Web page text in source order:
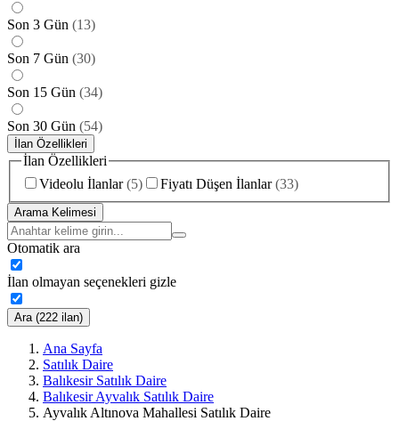
Son 3 Gün (13)
Son 7 Gün (30)
Son 15 Gün (34)
Son 30 Gün (54)
İlan Özellikleri
İlan Özellikleri
Videolu İlanlar (5) Fiyatı Düşen İlanlar (33)
Arama Kelimesi
Otomatik ara
İlan olmayan seçenekleri gizle
Ara (222 ilan)
Ana Sayfa
Satılık Daire
Balıkesir Satılık Daire
Balıkesir Ayvalık Satılık Daire
Ayvalık Altınova Mahallesi Satılık Daire